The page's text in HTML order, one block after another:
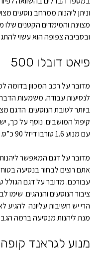
וניתן ליהנות ממרחב נוסעים
מצוינת והמימדים הקטנים
ובסביבה צפופה הוא עשוי
פיאט דובלו 500
מדובר על רכב המכוון בדומה
לנסיעות עבודה. משמעות הדבר
קיפול המושבים. נוסף על כך,
עם מנוע 1.6 טורבו דיזל 90 כ”ס.
מדובר על דגם המאפשר
אתם רוצים לבחור בנסיעה
עבורכם. מדובר על דגם הגולל
ציבור הנוסעים והנהגים. שימו
הרי יש חשיבות עליונה להגיע
מנת ליהנות מנסיעה ברמה
מנוע לגראנד